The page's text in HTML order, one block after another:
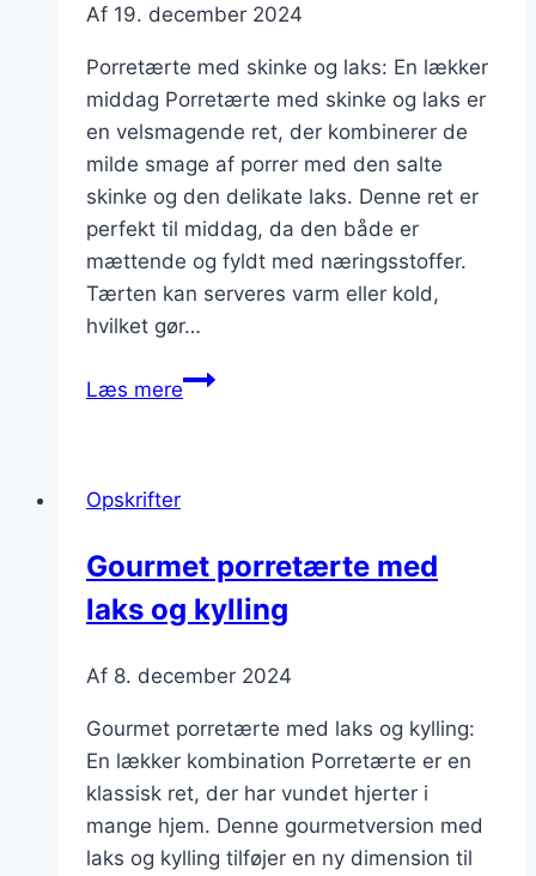
Af 19. december 2024
Porretærte med skinke og laks: En lækker
middag Porretærte med skinke og laks er
en velsmagende ret, der kombinerer de
milde smage af porrer med den salte
skinke og den delikate laks. Denne ret er
perfekt til middag, da den både er
mættende og fyldt med næringsstoffer.
Tærten kan serveres varm eller kold,
hvilket gør…
Læs merePorretærte
middag
Opskrifter
Gourmet porretærte med
laks og kylling
Af 8. december 2024
Gourmet porretærte med laks og kylling:
En lækker kombination Porretærte er en
klassisk ret, der har vundet hjerter i
mange hjem. Denne gourmetversion med
laks og kylling tilføjer en ny dimension til